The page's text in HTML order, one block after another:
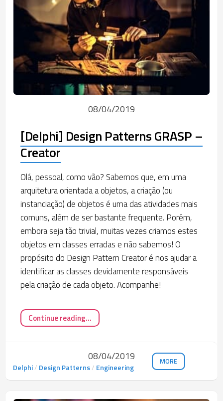
08/04/2019
[Delphi] Design Patterns GRASP –
Creator
Olá, pessoal, como vão? Sabemos que, em uma
arquitetura orientada a objetos, a criação (ou
instanciação) de objetos é uma das atividades mais
comuns, além de ser bastante frequente. Porém,
embora seja tão trivial, muitas vezes criamos estes
objetos em classes erradas e não sabemos! O
propósito do Design Pattern Creator é nos ajudar a
identificar as classes devidamente responsáveis
pela criação de cada objeto. Acompanhe!
Continue reading...
08/04/2019
Delphi/ Design Patterns/ Engineering
MORE